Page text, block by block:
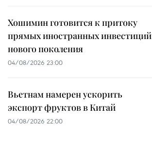
Хошимин готовится к притоку
прямых иностранных инвестиций
нового поколения
04/08/2026 23:00
Вьетнам намерен ускорить
экспорт фруктов в Китай
04/08/2026 22:00